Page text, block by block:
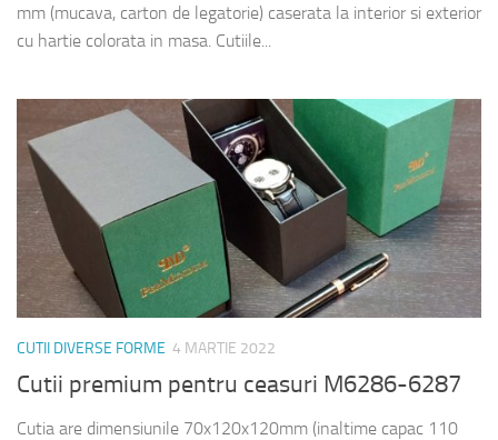
mm (mucava, carton de legatorie) caserata la interior si exterior
cu hartie colorata in masa. Cutiile...
CUTII DIVERSE FORME 4 MARTIE 2022
Cutii premium pentru ceasuri M6286-6287
Cutia are dimensiunile 70x120x120mm (inaltime capac 110